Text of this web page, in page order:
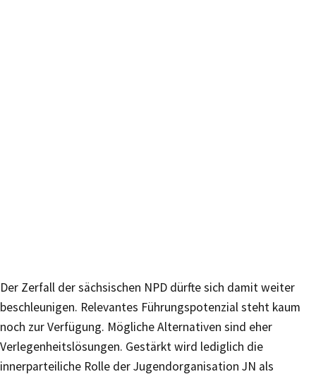
Der Zerfall der sächsischen NPD dürfte sich damit weiter
beschleunigen. Relevantes Führungspotenzial steht kaum
noch zur Verfügung. Mögliche Alternativen sind eher
Verlegenheitslösungen. Gestärkt wird lediglich die
innerparteiliche Rolle der Jugendorganisation JN als